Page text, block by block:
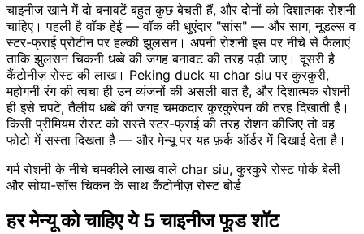
चाइनीज खाने में दो बनावटें बहुत कुछ बेचती हैं, और दोनों को दिशात्मक रोशनी
चाहिए। पहली है वॉक हेई — वॉक की धुएंदार "सांस" — और साग, नूडल्स व
स्टर-फ्राई प्रोटीन पर हल्की झुलसन। अपनी रोशनी इस पर नीचे से फैलाएं
ताकि झुलसन चिकनी धब्बे की जगह बनावट की तरह पढ़ी जाए। दूसरी है
कैंटोनीज़ रोस्ट की लाख। Peking duck या char siu पर कुरकुरी,
महोगनी रंग की त्वचा ही उन व्यंजनों की असली बात है, और दिशात्मक रोशनी
ही इसे चपटे, तैलीय धब्बे की जगह चमकदार कुरकुरेपन की तरह दिखाती है।
किसी प्रीमियम रोस्ट को सस्ते स्टर-फ्राई की तरह रोशन कीजिए तो वह
फोटो में सस्ता दिखता है — और मेन्यू पर यह फ़र्क ऑर्डर में दिखाई देता है।
गर्म रोशनी के नीचे चमकीले लाख वाले char siu, कुरकुरे रोस्ट पोर्क बेली
और सोया-सॉस चिकन के साथ कैंटोनीज़ रोस्ट बोर्ड
हर मेन्यू को चाहिए ये 5 चाइनीज फूड शॉट